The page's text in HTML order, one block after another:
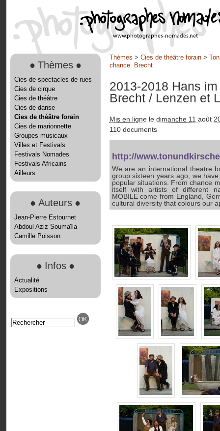
● Thèmes ●
Cies de spectacles de rues
Cies de cirque
Cies de théâtre
Cies de danse
Cies de théâtre forain
Cies de marionnette
Groupes musicaux
Villes et Festivals
Festivals Nomades
Festivals Africains
Ailleurs
● Auteurs ●
Jean-Pierre Estournet
Abdoul Aziz Soumaïla
Camille Poisson
● Infos ●
Actualité
Expositions
Thèmes > Cies de théâtre forain>
chance. Brecht
2013-2018 Hans
Brecht / Lenzen et
Mis en ligne le dimanche 11 août
110 documents
http://
We are an international theatre
group sixteen years ago, we
popular situations. From chance
itself with artists of different
MOBILE come from England,
cultural diversity that colours our